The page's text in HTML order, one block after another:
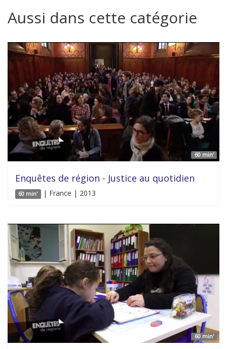
Aussi dans cette catégorie
60 min'
Enquêtes de région - Justice au quotidien
60 min' | France | 2013
60 min'